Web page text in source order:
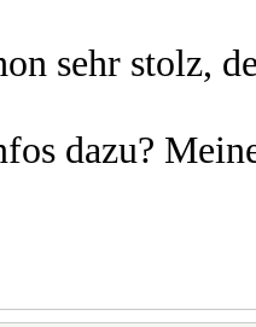
sehr stolz,
dazu?